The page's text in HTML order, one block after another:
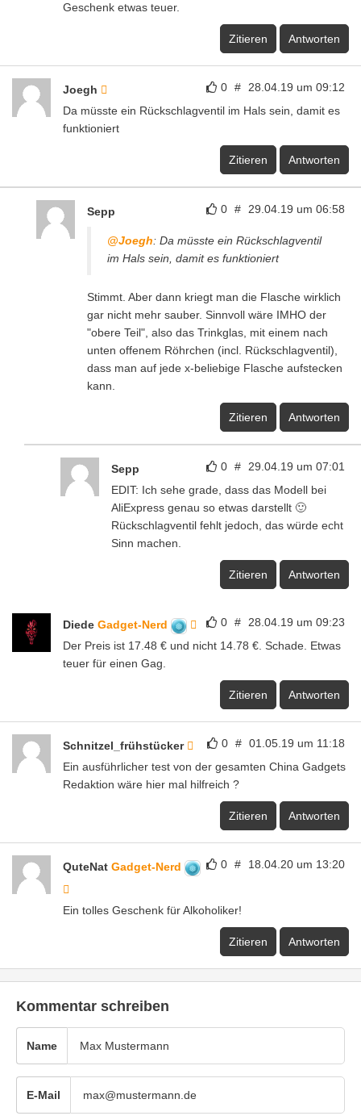
Geschenk etwas teuer.
Zitieren Antworten
0 # 28.04.19 um 09:12
Joegh
Da müsste ein Rückschlagventil im Hals sein, damit es
funktioniert
Zitieren Antworten
0 # 29.04.19 um 06:58
Sepp
@Joegh: Da müsste ein Rückschlagventil
im Hals sein, damit es funktioniert
Stimmt. Aber dann kriegt man die Flasche wirklich
gar nicht mehr sauber. Sinnvoll wäre IMHO der
"obere Teil", also das Trinkglas, mit einem nach
unten offenem Röhrchen (incl. Rückschlagventil),
dass man auf jede x-beliebige Flasche aufstecken
kann.
Zitieren Antworten
0 # 29.04.19 um 07:01
Sepp
EDIT: Ich sehe grade, dass das Modell bei
AliExpress genau so etwas darstellt 🙂
Rückschlagventil fehlt jedoch, das würde echt
Sinn machen.
Zitieren Antworten
0 # 28.04.19 um 09:23
Diede Gadget-Nerd
Der Preis ist 17.48 € und nicht 14.78 €. Schade. Etwas
teuer für einen Gag.
Zitieren Antworten
0 # 01.05.19 um 11:18
Schnitzel_frühstücker
Ein ausführlicher test von der gesamten China Gadgets
Redaktion wäre hier mal hilfreich ?
Zitieren Antworten
0 # 18.04.20 um 13:20
QuteNat Gadget-Nerd
Ein tolles Geschenk für Alkoholiker!
Zitieren Antworten
Kommentar schreiben
Name
E-Mail